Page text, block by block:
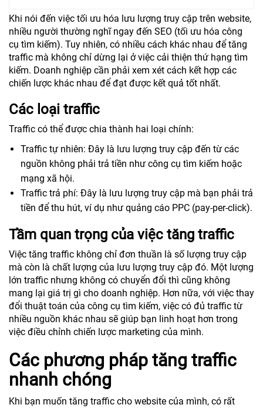
Khi nói đến việc tối ưu hóa lưu lượng truy cập trên website,
nhiều người thường nghĩ ngay đến SEO (tối ưu hóa công
cụ tìm kiếm). Tuy nhiên, có nhiều cách khác nhau để tăng
traffic mà không chỉ dừng lại ở việc cải thiện thứ hạng tìm
kiếm. Doanh nghiệp cần phải xem xét cách kết hợp các
chiến lược khác nhau để đạt được kết quả tốt nhất.
Các loại traffic
Traffic có thể được chia thành hai loại chính:
Traffic tự nhiên: Đây là lưu lượng truy cập đến từ các
nguồn không phải trả tiền như công cụ tìm kiếm hoặc
mạng xã hội.
Traffic trả phí: Đây là lưu lượng truy cập mà bạn phải trả
tiền để thu hút, ví dụ như quảng cáo PPC (pay-per-click).
Tầm quan trọng của việc tăng traffic
Việc tăng traffic không chỉ đơn thuần là số lượng truy cập
mà còn là chất lượng của lưu lượng truy cập đó. Một lượng
lớn traffic nhưng không có chuyển đổi thì cũng không
mang lại giá trị gì cho doanh nghiệp. Hơn nữa, với việc thay
đổi thuật toán của công cụ tìm kiếm, việc có đủ traffic từ
nhiều nguồn khác nhau sẽ giúp bạn linh hoạt hơn trong
việc điều chỉnh chiến lược marketing của mình.
Các phương pháp tăng traffic
nhanh chóng
Khi bạn muốn tăng traffic cho website của mình, có rất